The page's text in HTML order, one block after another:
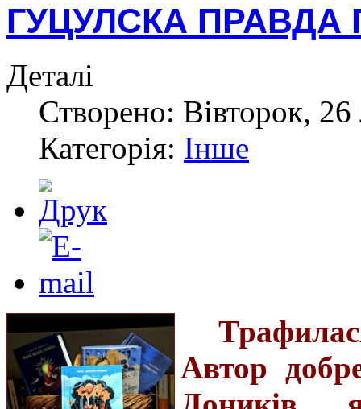
ГУЦУЛСКА ПРАВДА
Деталі
Створено: Вівторок,
Категорія: Інше
Автор